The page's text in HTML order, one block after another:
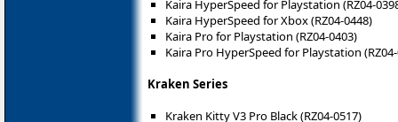
Kaira HyperSpeed for Playstation (RZ04-
Kaira HyperSpeed for Xbox (RZ04-0448)
Kaira Pro for Playstation (RZ04-0403)
Kaira Pro HyperSpeed for Playstation
Kraken Series
Kraken Kitty V3 Pro Black (RZ04-0517)